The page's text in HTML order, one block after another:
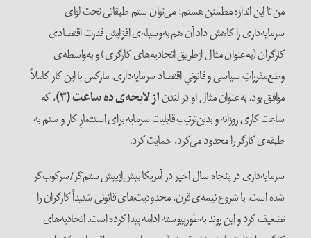
من تا این اندازه مطمئن هستم: می‌توان ستم طبقاتی تحت لوای
سرمایه‌داری را کاهش داد آن هم به‌وسیله‌ی افزایش قدرت اقتصادی
کار‌گران (به‌عنوان مثال از‌طریق اتحادیه‌های کار‌گری) و به‌واسطه‌ی
وضع‌مقرراتِ سیاسی و قانونیِ اقتصاد سرمایه‌داری. مارکس با این کار کاملاً
موافق بود. به‌عنوان مثال او در لندناز لایحه‌ی ده ساعت (۳) ، که
ساعت کاری روزانه و بدین‌ترتیب قابلیت سرمایه برای استثمارِ کار و ستم به
طبقه‌ی کار‌گر را محدود می‌کرد، حمایت کرد.
سرمایه‌داری در پنجاه سال اخیر در آمریکا بیش‌از‌پیش ستم‌گر‌/‌سرکوب‌گر
شده است. با شروع نیمه‌ی قرن، محدودیت‌های قانونی شدیداً کار‌گران را
تضعیف کرد و این روند به‌طور‌پیوسته ادامه پیدا کرده است. اتحادیه‌های